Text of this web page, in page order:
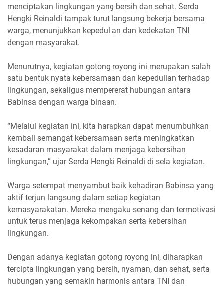
menciptakan lingkungan yang bersih dan sehat. Serda
Hengki Reinaldi tampak turut langsung bekerja bersama
warga, menunjukkan kepedulian dan kedekatan TNI
dengan masyarakat.
Menurutnya, kegiatan gotong royong ini merupakan salah
satu bentuk nyata kebersamaan dan kepedulian terhadap
lingkungan, sekaligus mempererat hubungan antara
Babinsa dengan warga binaan.
“Melalui kegiatan ini, kita harapkan dapat menumbuhkan
kembali semangat kebersamaan serta meningkatkan
kesadaran masyarakat dalam menjaga kebersihan
lingkungan,” ujar Serda Hengki Reinaldi di sela kegiatan.
Warga setempat menyambut baik kehadiran Babinsa yang
aktif terjun langsung dalam setiap kegiatan
kemasyarakatan. Mereka mengaku senang dan termotivasi
untuk terus menjaga kekompakan serta kebersihan
lingkungan.
Dengan adanya kegiatan gotong royong ini, diharapkan
tercipta lingkungan yang bersih, nyaman, dan sehat, serta
hubungan yang semakin harmonis antara TNI dan